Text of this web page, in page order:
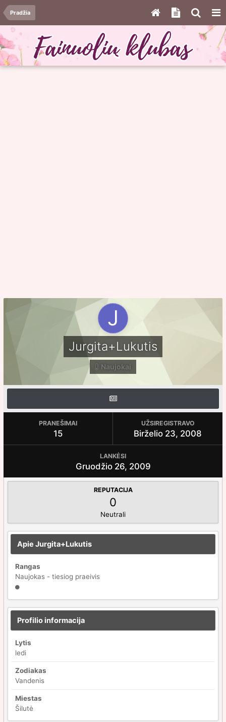
Pradžia
Jurgita+Lukutis
Naujokai
PRANEŠIMAI
15
UŽSIREGISTRAVO
Birželio 23, 2008
LANKĖSI
Gruodžio 26, 2009
REPUTACIJA
0
Neutrali
Apie Jurgita+Lukutis
Rangas
Naujokas - tiesiog praeivis
Profilio informacija
Lytis
ledi
Zodiakas
Vandenis
Miestas
Šilutė